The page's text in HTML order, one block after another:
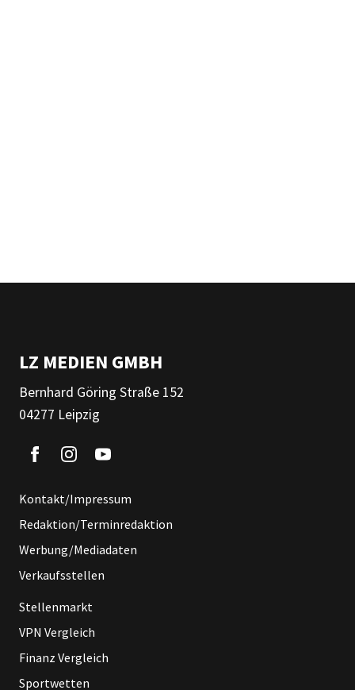
LZ MEDIEN GMBH
Bernhard Göring Straße 152
04277 Leipzig
Kontakt/Impressum
Redaktion/Terminredaktion
Werbung/Mediadaten
Verkaufsstellen
Stellenmarkt
VPN Vergleich
Finanz Vergleich
Sportwetten